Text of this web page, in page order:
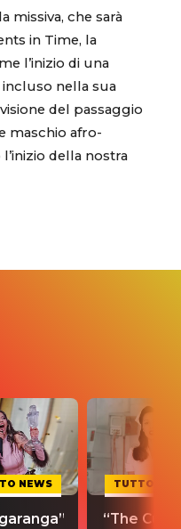
missiva, che sarà
in Time, la
l’inizio di una
nella sua
del passaggio
maschio afro-
della nostra
NEWS TUTTO
“The